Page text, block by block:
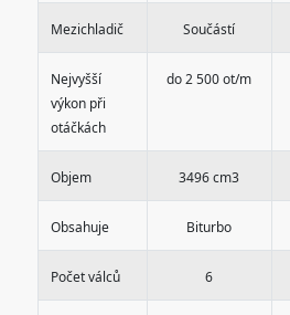
Mezichladič Součástí
Nejvyšší
výkon při
otáčkách
do 2 500 ot/m
Objem 3496 cm3
Obsahuje Biturbo
Počet válců 6